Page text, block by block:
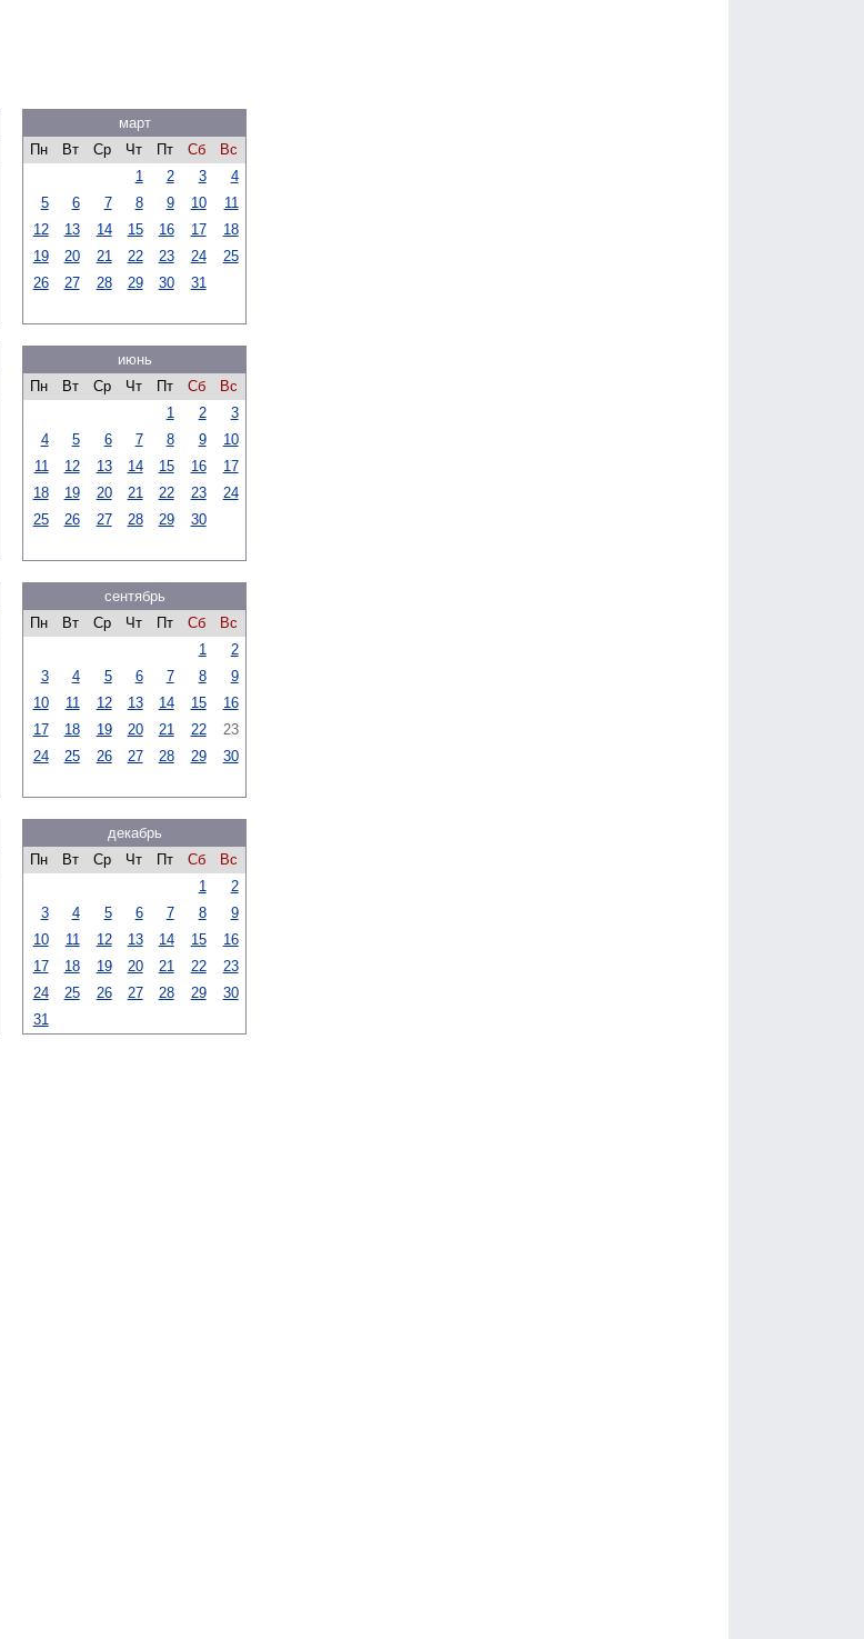
март
Пн
Вт Ср Чт Пт Сб
Вс
1
2 3
4
5
6 7 8 9 10
11
12
13 14 15 16 17
18
19
20 21 22 23 24
25
26
27 28 29 30 31
июнь
Пн
Вт Ср Чт Пт Сб
Вс
1
2
3
4
5 6 7 8 9
10
11
12 13 14 15 16
17
18
19 20 21 22 23
24
25
26 27 28 29 30
сентябрь
Пн
Вт Ср Чт Пт Сб
Вс
1
2
3
4 5 6 7 8
9
10
11 12 13 14 15
16
17
18 19 20 21 22
23
24
25 26 27 28 29 30
декабрь
Пн
Вт Ср Чт Пт Сб
Вс
1
2
3
4 5 6 7 8
9
10
11 12 13 14 15
16
17
18 19 20 21 22
23
24
25 26 27 28 29
30
31